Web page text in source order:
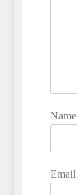
Name
Email